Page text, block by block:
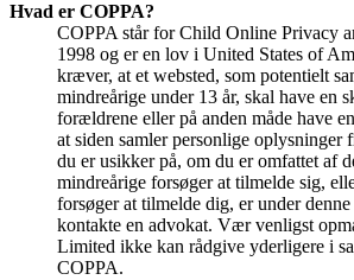
Hvad er COPPA?
COPPA står for Child Online Privacy
1998 og er en lov i United States of
kræver, at et websted, som potentielt
mindreårige under 13 år, skal have en
forældrene eller på anden måde have
at siden samler personlige oplysninger
du er usikker på, om du er omfattet af
mindreårige forsøger at tilmelde sig,
forsøger at tilmelde dig, er under
kontakte en advokat. Vær venligst
Limited ikke kan rådgive yderligere i
COPPA.